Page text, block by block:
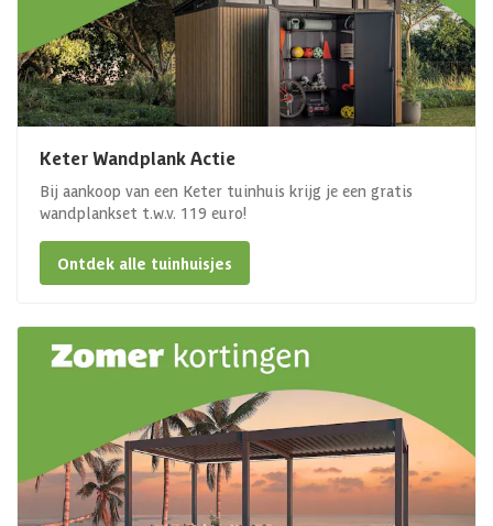
Keter Wandplank Actie
Bij aankoop van een Keter tuinhuis krijg je een gratis
wandplankset t.w.v. 119 euro!
Ontdek alle tuinhuisjes